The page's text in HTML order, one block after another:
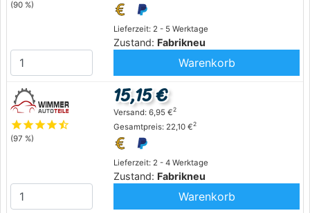
(90 %)
Lieferzeit: 2 - 5 Werktage
Zustand: Fabrikneu
Warenkorb
starstarstarstarstar_half
(97 %)
Lieferzeit: 2 - 4 Werktage
Zustand: Fabrikneu
15,15 €
Versand: 6,95 €2
Gesamtpreis: 22,10 €2
Warenkorb